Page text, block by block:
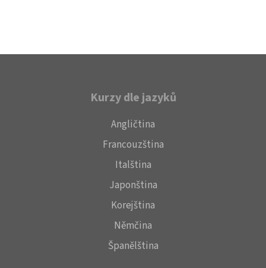
Kurzy dle jazyků
Angličtina
Francouzština
Italština
Japonština
Korejština
Němčina
Španělština